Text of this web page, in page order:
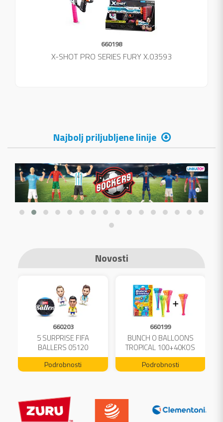
660198
X-SHOT PRO SERIES FURY X.03593
Najbolj priljubljene linije
Novosti
660203
5 SURPRISE FIFA
BALLERS 05120
Podrobnosti
660199
BUNCH O BALLOONS
TROPICAL 100+40KOS
FREE 04199
Podrobnosti